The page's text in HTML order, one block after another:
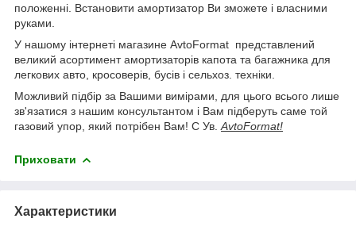
положенні. Встановити амортизатор Ви зможете і власними
руками.
У нашому інтернеті магазине AvtoFormat представлений
великий асортимент амортизаторів капота та багажника для
легкових авто, кросоверів, бусів і сельхоз. техніки.
Можливий підбір за Вашими вимірами, для цього всього лише
зв'язатися з нашим консультантом і Вам підберуть саме той
газовий упор, який потрібен Вам! С Ув. AvtoFormat!
Приховати
Характеристики